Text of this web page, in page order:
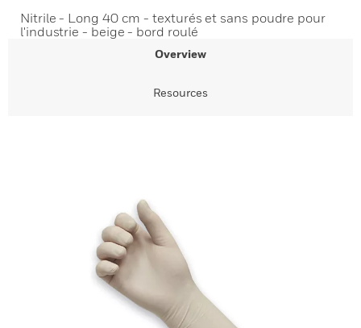
Nitrile - Long 40 cm - texturés et sans poudre pour
l'industrie - beige - bord roulé
Overview
Resources